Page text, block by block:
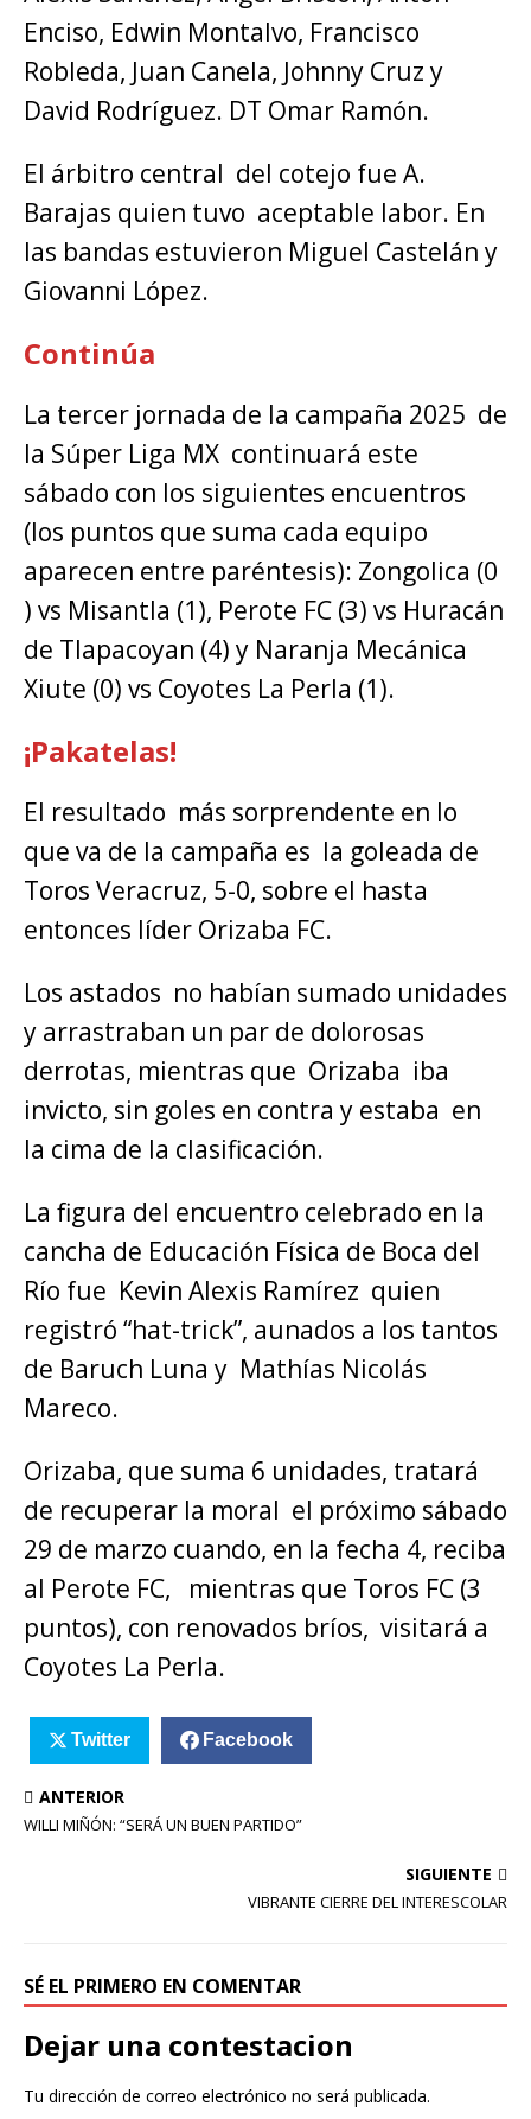
Enciso, Edwin Montalvo, Francisco
Robleda, Juan Canela, Johnny Cruz y
David Rodríguez. DT Omar Ramón.
El árbitro central del cotejo fue A.
Barajas quien tuvo aceptable labor. En
las bandas estuvieron Miguel Castelán y
Giovanni López.
Continúa
La tercer jornada de la campaña 2025 de
la Súper Liga MX continuará este
sábado con los siguientes encuentros
(los puntos que suma cada equipo
aparecen entre paréntesis): Zongolica (0
) vs Misantla (1), Perote FC (3) vs Huracán
de Tlapacoyan (4) y Naranja Mecánica
Xiute (0) vs Coyotes La Perla (1).
¡Pakatelas!
El resultado más sorprendente en lo
que va de la campaña es la goleada de
Toros Veracruz, 5-0, sobre el hasta
entonces líder Orizaba FC.
Los astados no habían sumado unidades
y arrastraban un par de dolorosas
derrotas, mientras que Orizaba iba
invicto, sin goles en contra y estaba en
la cima de la clasificación.
La figura del encuentro celebrado en la
cancha de Educación Física de Boca del
Río fue Kevin Alexis Ramírez quien
registró “hat-trick”, aunados a los tantos
de Baruch Luna y Mathías Nicolás
Mareco.
Orizaba, que suma 6 unidades, tratará
de recuperar la moral el próximo sábado
29 de marzo cuando, en la fecha 4, reciba
al Perote FC, mientras que Toros FC (3
puntos), con renovados bríos, visitará a
Coyotes La Perla.
Twitter Facebook
ANTERIOR
WILLI MIÑÓN: “SERÁ UN BUEN PARTIDO”
SIGUIENTE
VIBRANTE CIERRE DEL INTERESCOLAR
SÉ EL PRIMERO EN COMENTAR
Dejar una contestacion
Tu dirección de correo electrónico no será publicada.